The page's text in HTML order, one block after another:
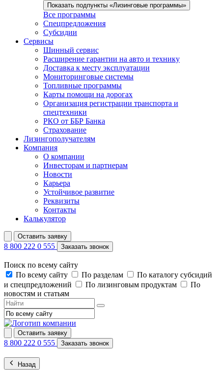
Показать подпункты «Лизинговые программы»
Все программы
Спецпредложения
Субсидии
Сервисы
Шинный сервис
Расширение гарантии на авто и технику
Доставка к месту эксплуатации
Мониторинговые системы
Топливные программы
Карты помощи на дорогах
Организация регистрации транспорта и
спецтехники
РКО от ББР Банка
Страхование
Лизингополучателям
Компания
О компании
Инвесторам и партнерам
Новости
Карьера
Устойчивое развитие
Реквизиты
Контакты
Калькулятор
Оставить заявку
8 800 222 0 555 Заказать звонок
Поиск по всему сайту
По всему сайту
По разделам
По каталогу субсидий
и спецпредложений
По лизинговым продуктам
По
новостям и статьям
Оставить заявку
8 800 222 0 555 Заказать звонок
Назад